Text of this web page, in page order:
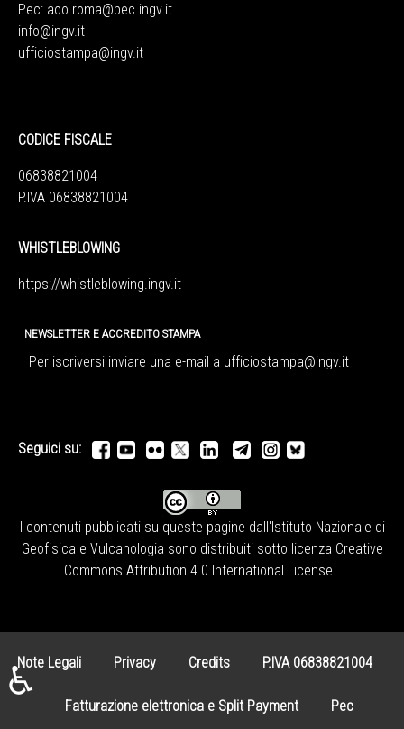
Pec: aoo.roma@pec.ingv.it
info@ingv.it
ufficiostampa@ingv.it
CODICE FISCALE
06838821004
P.IVA 06838821004
WHISTLEBLOWING
https://whistleblowing.ingv.it
NEWSLETTER E ACCREDITO STAMPA
Per iscriversi inviare una e-mail a ufficiostampa@ingv.it
Seguici su:
I contenuti pubblicati su queste pagine dall' Istituto Nazionale di
Geofisica e Vulcanologia sono distribuiti sotto licenza Creative
Commons Attribution 4.0 International License.
Note Legali Privacy Credits P.IVA 06838821004
Fatturazione elettronica e Split Payment Pec